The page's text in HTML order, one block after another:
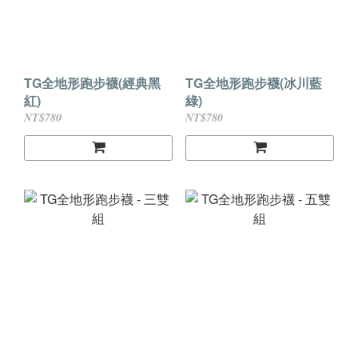
TG全地形跑步襪(經典黑
紅)
NT$780
TG全地形跑步襪(冰川藍
綠)
NT$780